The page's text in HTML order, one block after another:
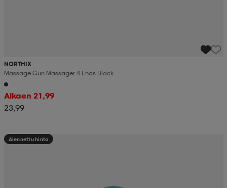
NORTHIX
Massage Gun Massager 4 Ends Black
Alkaen 21,99
23,99
Alennettu hinta